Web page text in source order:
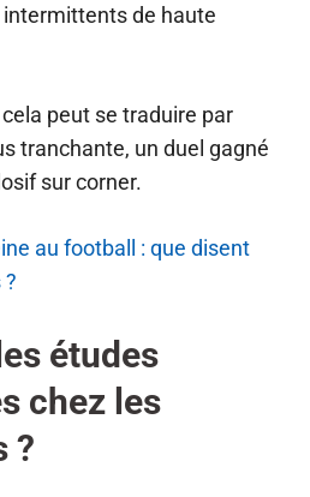
de haute
peut se traduire par
tranchante, un duel gagné
sur corner.
au football : que disent
études
chez les
?